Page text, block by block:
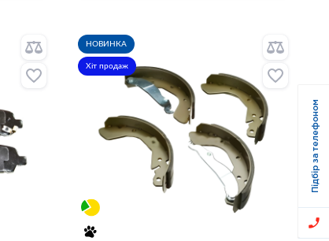
НОВИНКА
Хіт продаж
Підбір за телефоном